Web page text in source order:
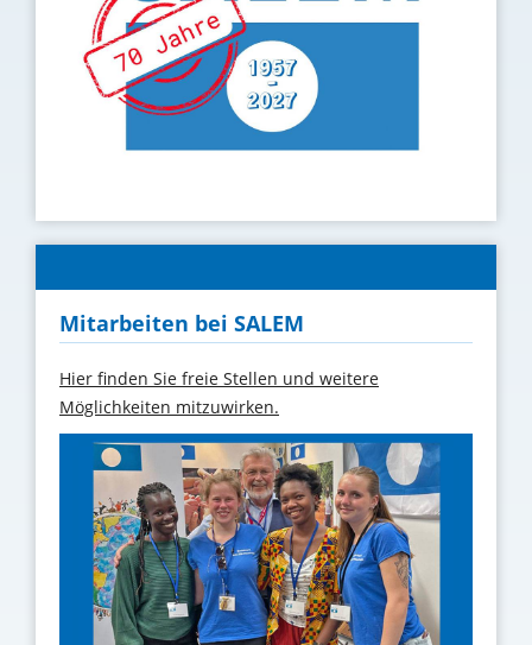
Mitarbeiten bei SALEM
Hier finden Sie freie Stellen und weitere
Möglichkeiten mitzuwirken.